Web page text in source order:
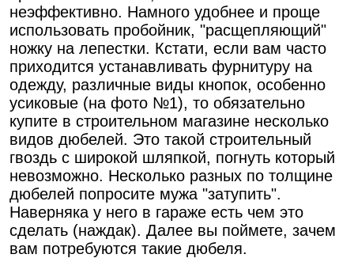
неэффективно. Намного удобнее и проще
использовать пробойник, "расщепляющий"
ножку на лепестки. Кстати, если вам часто
приходится устанавливать фурнитуру на
одежду, различные виды кнопок, особенно
усиковые (на фото №1), то обязательно
купите в строительном магазине несколько
видов дюбелей. Это такой строительный
гвоздь с широкой шляпкой, погнуть который
невозможно. Несколько разных по толщине
дюбелей попросите мужа "затупить".
Наверняка у него в гараже есть чем это
сделать (наждак). Далее вы поймете, зачем
вам потребуются такие дюбеля.